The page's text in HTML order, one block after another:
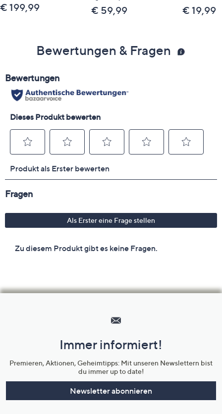
€ 199,99 € 59,99 € 19,99
Bewertungen & Fragen
Unternehmensinformationen
Immer informiert!
Premieren, Aktionen, Geheimtipps: Mit unseren Newslettern bist
du immer up to date!
Newsletter abonnieren